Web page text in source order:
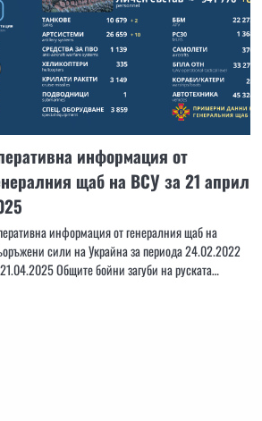
информация от
щаб на ВСУ за 21 април
информация от генералния щаб на
сили на Украйна за периода 24.02.2022
Общите бойни загуби на руската…